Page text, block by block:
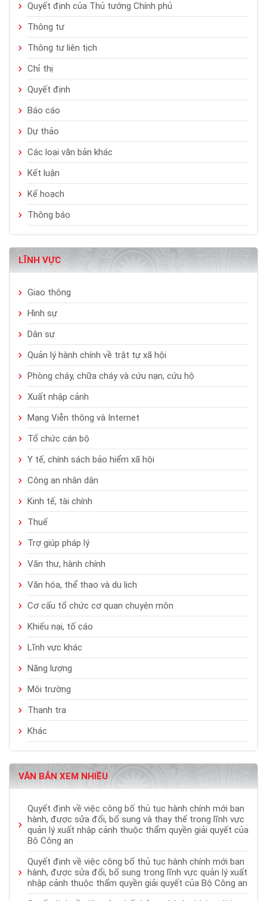
Quyết định của Thủ tướng Chính phủ
Thông tư
Thông tư liên tịch
Chỉ thị
Quyết định
Báo cáo
Dự thảo
Các loại văn bản khác
Kết luận
Kế hoạch
Thông báo
LĨNH VỰC
Giao thông
Hình sự
Dân sự
Quản lý hành chính về trật tự xã hội
Phòng cháy, chữa cháy và cứu nạn, cứu hộ
Xuất nhập cảnh
Mạng Viễn thông và Internet
Tổ chức cán bộ
Y tế, chính sách bảo hiểm xã hội
Công an nhân dân
Kinh tế, tài chính
Thuế
Trợ giúp pháp lý
Văn thư, hành chính
Văn hóa, thể thao và du lịch
Cơ cấu tổ chức cơ quan chuyên môn
Khiếu nại, tố cáo
Lĩnh vực khác
Năng lượng
Môi trường
Thanh tra
Khác
VĂN BẢN XEM NHIỀU
Quyết định về việc công bố thủ tục hành chính mới ban
hành, được sửa đổi, bổ sung và thay thế trong lĩnh vực
quản lý xuất nhập cảnh thuộc thẩm quyền giải quyết của
Bộ Công an
Quyết định về việc công bố thủ tục hành chính mới ban
hành, được sửa đổi, bổ sung trong lĩnh vực quản lý xuất
nhập cảnh thuộc thẩm quyền giải quyết của Bộ Công an